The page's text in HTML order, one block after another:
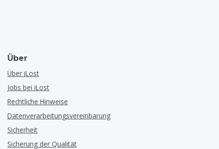
Über
Über iLost
Jobs bei iLost
Rechtliche Hinweise
Datenverarbeitungsvereinbarung
Sicherheit
Sicherung der Qualität